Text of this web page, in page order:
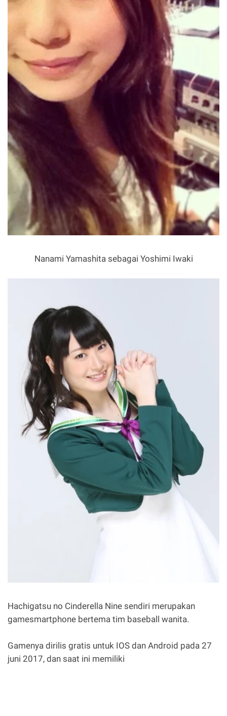
Nanami Yamashita sebagai Yoshimi Iwaki
Hachigatsu no Cinderella Nine sendiri merupakan
gamesmartphone bertema tim baseball wanita.
Gamenya dirilis gratis untuk IOS dan Android pada 27
juni 2017, dan saat ini memiliki